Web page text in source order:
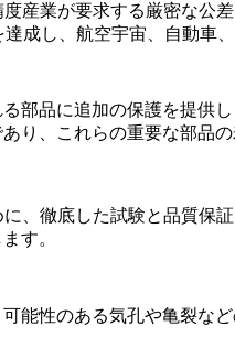
産業が要求する厳密な公
成し、航空宇宙、自動車
部品に追加の保護を提供
り、これらの重要な部品
、徹底した試験と品質保
す。
能性のある気孔や亀裂な